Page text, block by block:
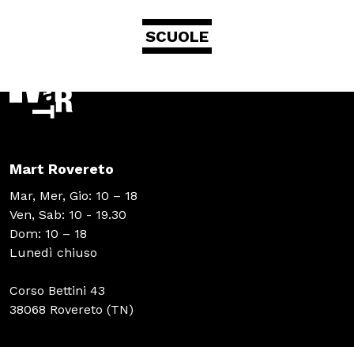
SCUOLE
Mart Rovereto
Mar, Mer, Gio: 10 – 18
Ven, Sab: 10 - 19.30
Dom: 10 – 18
Lunedì chiuso
Corso Bettini 43
38068 Rovereto (TN)